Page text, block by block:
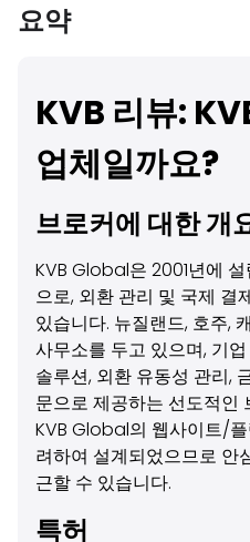
요약
KVB 리뷰:
업체일까요?
브로커에 대한 개
KVB Global은 2001년에
으로, 외환 관리 및 국제 결
있습니다. 뉴질랜드, 호주,
사무소를 두고 있으며, 기
솔루션, 외환 유동성 관리,
문으로 제공하는 선도적인
KVB Global의 웹사이트/
려하여 설계되었으므로 안
근할 수 있습니다.
특허